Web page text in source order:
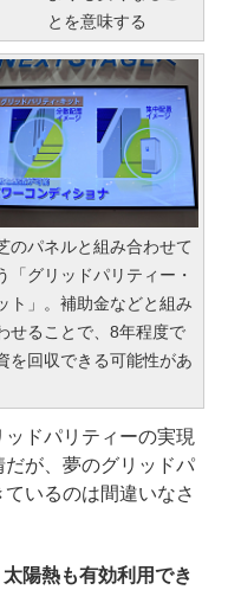
とを意味する
のパネルと組み合わせて
「グリッドパリティー・
ト」。補助金などと組み
せることで、8年程度で
を回収できる可能性があ
ドパリティーの実現
が、夢のグリッドパ
いるのは間違いなさ
陽熱も有効利用でき